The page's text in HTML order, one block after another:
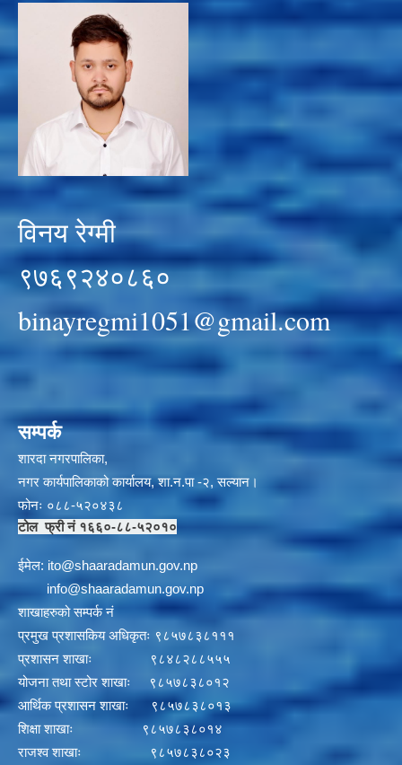
विनय रेग्मी
९७६९२४०८६०
binayregmi1051@gmail.com
सम्पर्क
शारदा नगरपालिका,
नगर कार्यपालिकाको कार्यालय, शा.न.पा -२, सल्यान।
फोनः ०८८-५२०४३८
टोल फ्री नं १६६०-८८-५२०१०
ईमेल: ito@shaaradamun.gov.np
info@shaaradamun.gov.np
शाखाहरुको सम्पर्क नं
प्रमुख प्रशासकिय अधिकृतः ९८५७८३८१११
प्रशासन शाखाः ९८४८२८८५५५
योजना तथा स्टोर शाखाः ९८५७८३८०१२
आर्थिक प्रशासन शाखाः ९८५७८३८०१३
शिक्षा शाखाः ९८५७८३८०१४
राजश्व शाखाः ९८५७८३८०२३